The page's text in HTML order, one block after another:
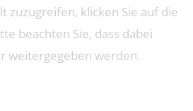
zuzugreifen, klicken Sie auf die
beachten Sie, dass dabei
weitergegeben werden.